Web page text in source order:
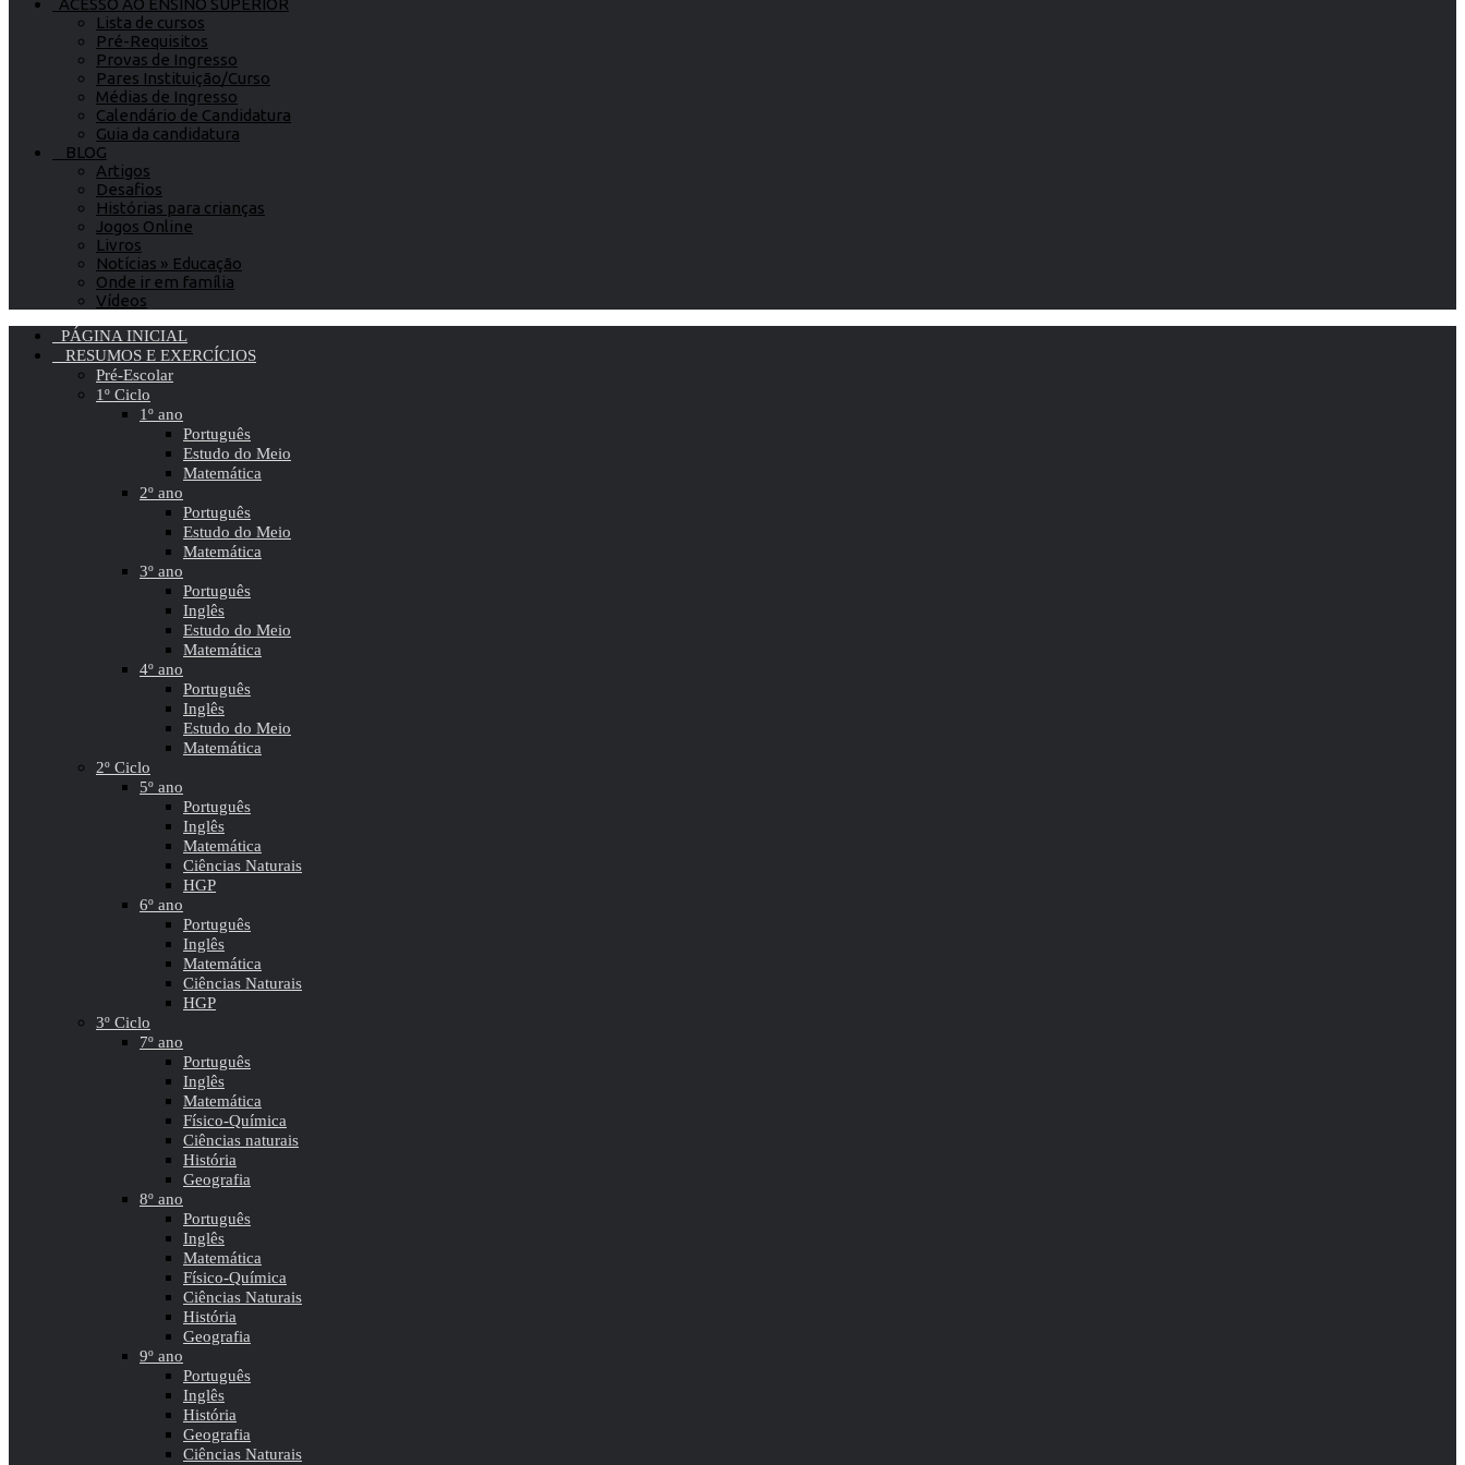
ACESSO AO ENSINO SUPERIOR
Lista de cursos
Pré-Requisitos
Provas de Ingresso
Pares Instituição/Curso
Médias de Ingresso
Calendário de Candidatura
Guia da candidatura
BLOG
Artigos
Desafios
Histórias para crianças
Jogos Online
Livros
Notícias » Educação
Onde ir em família
Vídeos
PÁGINA INICIAL
RESUMOS E EXERCÍCIOS
Pré-Escolar
1º Ciclo
1º ano
Português
Estudo do Meio
Matemática
2º ano
Português
Estudo do Meio
Matemática
3º ano
Português
Inglês
Estudo do Meio
Matemática
4º ano
Português
Inglês
Estudo do Meio
Matemática
2º Ciclo
5º ano
Português
Inglês
Matemática
Ciências Naturais
HGP
6º ano
Português
Inglês
Matemática
Ciências Naturais
HGP
3º Ciclo
7º ano
Português
Inglês
Matemática
Físico-Química
Ciências naturais
História
Geografia
8º ano
Português
Inglês
Matemática
Físico-Química
Ciências Naturais
História
Geografia
9º ano
Português
Inglês
História
Geografia
Ciências Naturais